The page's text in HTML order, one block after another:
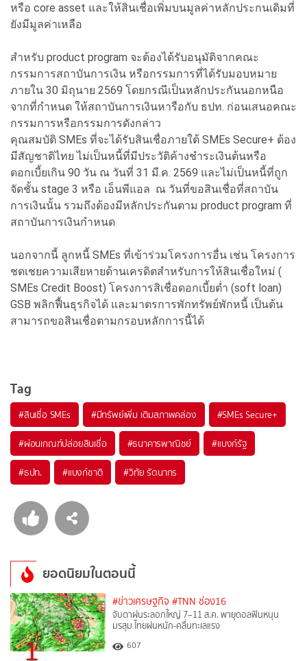
หรือ core asset และให้สินเชื่อเพิ่มบนมูลค่าหลักประกนเดิมที่
ยังมีมูลค่าเหลือ
สำหรับ product program จะต้องได้รับอนุมัติจากคณะ
กรรมการสถาบันการเงิน หรือกรรมการที่ได้รับมอบหมาย
ภายใน 30 มิถุนาย 2569 โดยกรณีเป็นหลักประกันนอกหนือ
จากที่กำหนด ให้สถาบันการเงินหารือกับ ธปท. ก่อนเสนอคณะ
กรรมการหรือกรรมการดังกล่าว
คุณสมบัติ SMEs ที่จะได้รับสินเชื่อภายใต้ SMEs Secure+ ต้อง
มีสัญชาติไทย ไม่เป็นหนี้ที่มีประวัติค้างชำระเงินต้นหรือ
ดอกเบี้ยเกิน 90 วัน ณ วันที่ 31 มี.ค. 2569 และไม่เป็นหนี้ที่ถูก
จัดชั้น stage 3 หรือ เอ็นพีแอล ณ วันที่ขอสินเชื่อที่สถาบัน
การเงินนั้น รวมถึงต้องมีหลักประกันตาม product program ที่
สถาบันการเงินกำหนด
นอกจากนี้ ลูกหนี้ SMEs ที่เข้าร่วมโครงการอื่น เช่น โครงการ
ชดเชยความเสียหายด้านเครดิตสำหรับการให้สินเชื่อใหม่ (
SMEs Credit Boost) โครงการสิเชื่อดอกเบี้ยต่ำ (soft loan)
GSB พลิกฟื้นธุรกิจได้ และมาตรการพักทรัพย์พักหนี้ เป็นต้น
สามารถขอสินเชื่อตามกรอบหลักการนี้ได้
Tag
#สินเชื่อ SMEs #มีทรัพย์เพิ่ม เติมสภาพคล่อง #SMEs Secure+
#ผ่อนเกณฑ์ปล่อยสินเชื่อ #ธนาคารพาณิชย์ #แบงก์รัฐ
#ธปท. #แบงก์ชาติ #วิทัย รัตนากร
ยอดนิยมในตอนนี้
1
#ข่าวเศรษฐกิจ #TNN ช่อง16
จับตาฝนระลอกใหญ่ 7–11 ส.ค. พายุดอลฟินหนุน
มรสุม ไทยฝนหนัก-คลื่นทะเลแรง
607